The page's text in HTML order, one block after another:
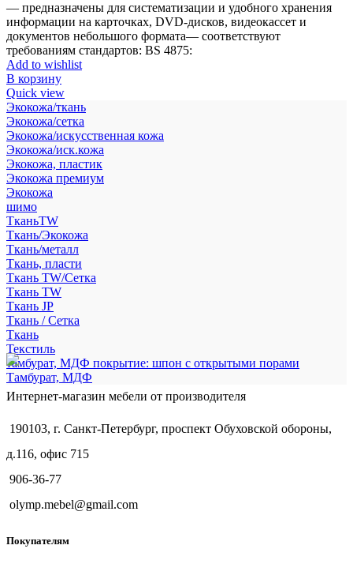
— предназначены для систематизации и удобного хранения
информации на карточках, DVD-дисков, видеокассет и
документов небольшого формата— соответствуют
требованиям стандартов: BS 4875:
Add to wishlist
В корзину
Quick view
Экокожа/ткань
Экокожа/сетка
Экокожа/искусственная кожа
Экокожа/иск.кожа
Экокожа, пластик
Экокожа премиум
Экокожа
шимо
ТканьTW
Ткань/Экокожа
Ткань/металл
Ткань, пласти
Ткань TW/Сетка
Ткань TW
Ткань JP
Ткань / Сетка
Ткань
Текстиль
тамбурат, МДФ покрытие: шпон с открытыми порами
Тамбурат, МДФ
Интернет-магазин мебели от производителя
190103, г. Санкт-Петербург, проспект Обуховской обороны,
д.116, офис 715
906-36-77
olymp.mebel@gmail.com
Покупателям